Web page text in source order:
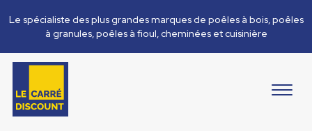
Le spécialiste des plus grandes marques de poêles à bois, poêles
à granules, poêles à fioul, cheminées et cuisinière